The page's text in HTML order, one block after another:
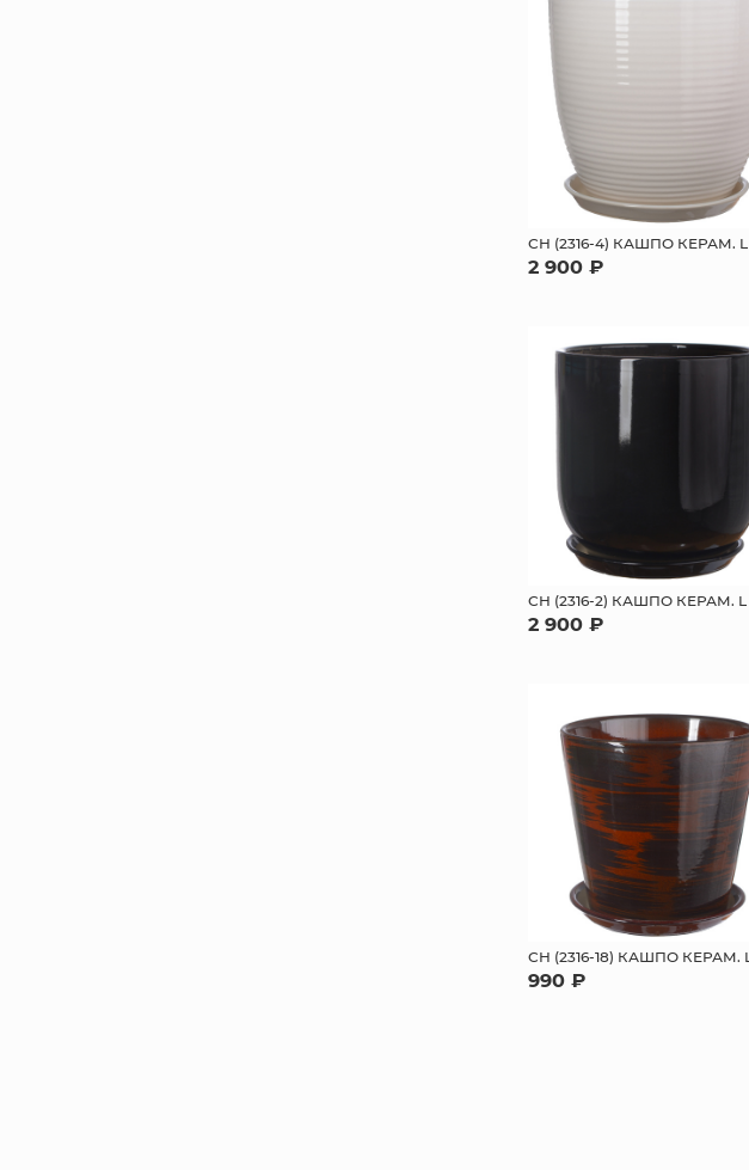
СН (2316-4) КАШПО КЕРАМ. L
2 900 ₽
СН (2316-2) КАШПО КЕРАМ. L
2 900 ₽
СН (2316-18) КАШПО КЕРАМ. L
990 ₽